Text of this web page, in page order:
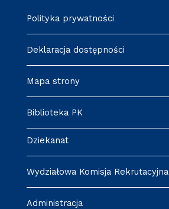
Polityka prywatności
Deklaracja dostępności
Mapa strony
Biblioteka PK
Dziekanat
Wydziałowa Komisja Rekrutacyjna
Administracja